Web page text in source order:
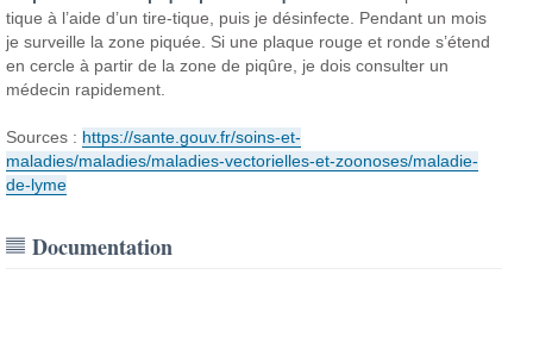
tique à l’aide d’un tire-tique, puis je désinfecte. Pendant un mois
je surveille la zone piquée. Si une plaque rouge et ronde s’étend
en cercle à partir de la zone de piqûre, je dois consulter un
médecin rapidement.
Sources : https://sante.gouv.fr/soins-et-
maladies/maladies/maladies-vectorielles-et-zoonoses/maladie-
de-lyme
Documentation